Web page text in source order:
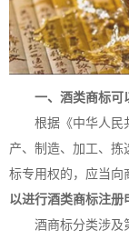
一、酒类商标可
根据《中华人民共
产、制造、加工、拣
标专用权的，应当向
以进行酒类商标注册
酒商标分类涉及第